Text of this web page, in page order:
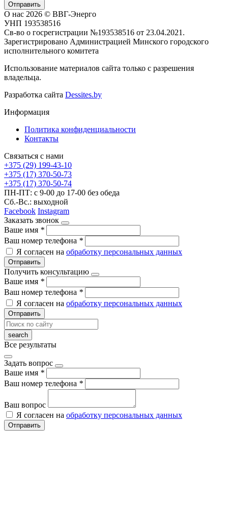
Отправить
О нас 2026 © ВВГ-Энерго
УНП 193538516
Св-во о госрегистрации №193538516 от 23.04.2021.
Зарегистрировано Администрацией Минского городского
исполнительного комитета
Использование материалов сайта только с разрешения
владельца.
Разработка сайта Dessites.by
Информация
Политика конфиденциальности
Контакты
Связаться с нами
+375 (29) 199-43-10
+375 (17) 370-50-73
+375 (17) 370-50-74
ПН-ПТ: с 9-00 до 17-00 без обеда
Сб.-Вс.: выходной
Facebook Instagram
Заказать звонок
Ваше имя *
Ваш номер телефона *
Я согласен на обработку персональных данных
Отправить
Получить консультацию
Ваше имя *
Ваш номер телефона *
Я согласен на обработку персональных данных
Отправить
Все результаты
Задать вопрос
Ваше имя *
Ваш номер телефона *
Ваш вопрос
Я согласен на обработку персональных данных
Отправить